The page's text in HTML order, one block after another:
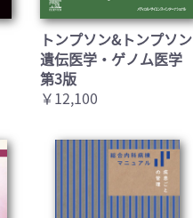
トンプソン&トンプソン
遺伝医学・ゲノム医学
第3版
￥12,100